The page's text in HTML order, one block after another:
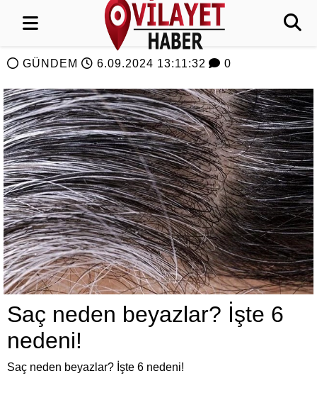
GÜNDEM 6.09.2024 13:11:32 0
Saç neden beyazlar? İşte 6
nedeni!
Saç neden beyazlar? İşte 6 nedeni!